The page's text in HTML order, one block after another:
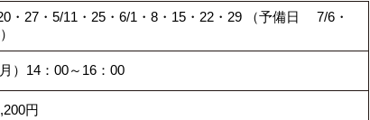
・27・5/11・25・6/1・8・15・22・29 （予備日 7/6・
月）14：00～16：00
円